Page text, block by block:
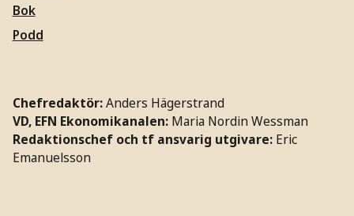
Bok
Podd
Chefredaktör:Anders Hägerstrand
VD, EFN Ekonomikanalen: Maria Nordin Wessman
Redaktionschef och tf ansvarig utgivare: Eric
Emanuelsson